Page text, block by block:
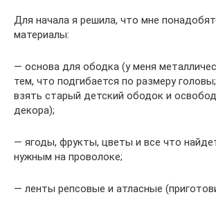
Для начала я решила, что мне
материалы:
— основа для ободка (у меня
тем, что подгибается по размеру
взять старый детский ободок и
декора);
— ягоды, фрукты, цветы и все что
нужным на проволоке;
— ленты репсовые и атласные